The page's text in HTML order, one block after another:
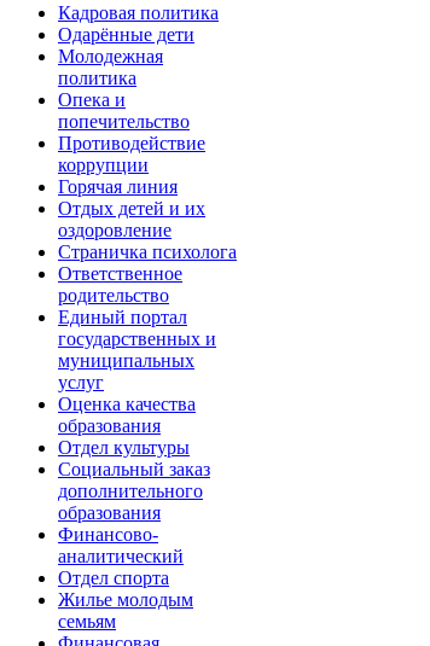
Кадровая политика
Одарённые дети
Молодежная
политика
Опека и
попечительство
Противодействие
коррупции
Горячая линия
Отдых детей и их
оздоровление
Страничка психолога
Ответственное
родительство
Единый портал
государственных и
муниципальных
услуг
Оценка качества
образования
Отдел культуры
Социальный заказ
дополнительного
образования
Финансово-
аналитический
Отдел спорта
Жилье молодым
семьям